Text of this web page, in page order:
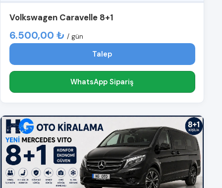
Volkswagen Caravelle 8+1
6.500,00 ₺ / gün
Talep
WhatsApp Sipariş